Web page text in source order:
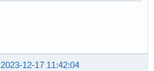
2023-12-17 11:42:04